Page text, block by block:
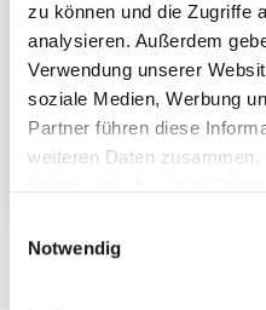
zu können und die Zugriffe
analysieren. Außerdem
Verwendung unserer
soziale Medien, Werbung
Partner führen diese
weiteren Daten
Notwendig